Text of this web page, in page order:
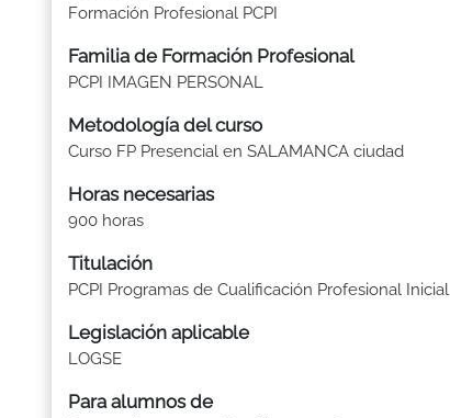
Formación Profesional PCPI
Familia de Formación Profesional
PCPI IMAGEN PERSONAL
Metodología del curso
Curso FP Presencial en SALAMANCA ciudad
Horas necesarias
900 horas
Titulación
PCPI Programas de Cualificación Profesional Inicial
Legislación aplicable
LOGSE
Para alumnos de